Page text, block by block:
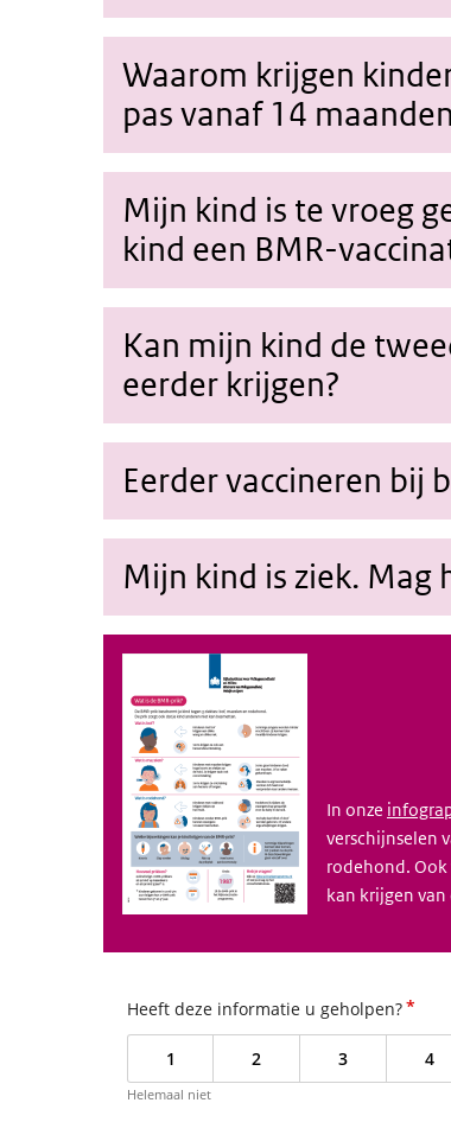
Waarom krijgen
pas vanaf 14
Mijn kind is te vroeg
kind een BMR-
Kan mijn kind de
eerder krijgen?
Eerder vaccineren bij
Mijn kind is ziek. Mag
In onze
verschijnselen
rodehond.
kan krijgen van
Heeft deze informatie u geholpen?*
1 2 3 4
Helemaal niet